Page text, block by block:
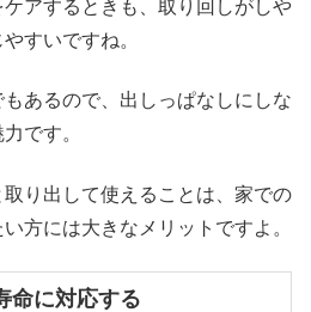
アするときも、取り回しがしや
すいですね。
あるので、出しっぱなしにしな
です。
り出して使えることは、家での
方には大きなメリットですよ。
命に対応する